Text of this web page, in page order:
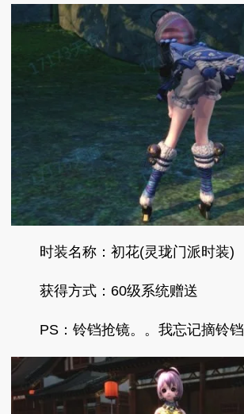
时装名称：初花(灵珑门派时装)
获得方式：60级系统赠送
PS：铃铛抢镜。。我忘记摘铃铛